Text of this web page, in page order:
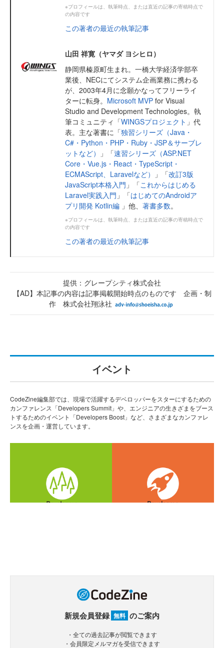
※プロフィールは、執筆時点、または直近の記事の寄稿時点で
の内容です
この著者の最近の執筆記事
山田 祥寛（ヤマダ ヨシヒロ）
静岡県榛原町生まれ。一橋大学経済学部卒
業後、NECにてシステム企画業務に携わる
が、2003年4月に念願かなってフリーライ
ターに転身。 Microsoft MVP for Visual
Studio and Development Technologies。執
筆コミュニティ「WINGSプロジェクト 」代
表。主な著書に「独習シリーズ（Java・
C#・Python・PHP・Ruby・JSP＆サーブレ
ットなど）
」「速習シリーズ（ASP.NET
Core・Vue.js・React・TypeScript・
ECMAScript、Laravelなど）
」「改訂3版
JavaScript本格入門 」「これからはじめる
Laravel実践入門 」「はじめてのAndroidア
プリ開発 Kotlin編 」他、 著書多数。
※プロフィールは、執筆時点、または直近の記事の寄稿時点で
の内容です
この著者の最近の執筆記事
提供：グレープシティ株式会社
【AD】本記事の内容は記事掲載開始時点のものです 企画・制
作 株式会社翔泳社
イベント
CodeZine編集部では、現場で活躍するデベロッパーをスターにするための
カンファレンス「Developers Summit」や、エンジニアの生きざまをブース
トするためのイベント「Developers Boost」など、さまざまなカンファレ
ンスを企画・運営しています。
新規会員登録 無料 のご案内
・全ての過去記事が閲覧できます
・会員限定メルマガを受信できます